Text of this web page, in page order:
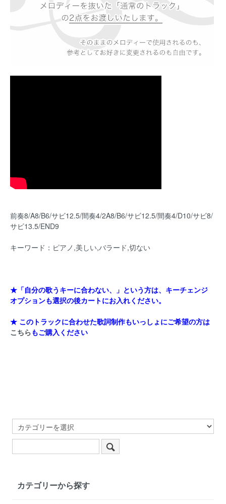
前奏8/A8/B6/サビ12.5/間奏4/2A8/B6/サビ12.5/間奏4/D10/サビ8/
サビ13.5/END9
キーワード：ピアノ,美しい,バラード,切ない
★「自分の歌うキーに合わない、」という方は、キーチェンジ
オプションも選択の後カートにお入れください。
★ このトラックに合わせた歌詞制作もいっしょにご希望の方は
こちらもご購入ください
カテゴリーから探す